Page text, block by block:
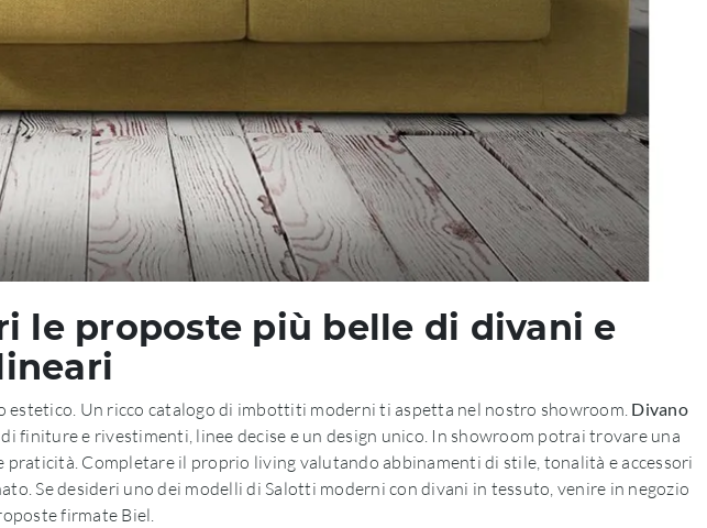
le proposte più belle di divani e
estetico. Un ricco catalogo di imbottiti moderni ti aspetta nel nostro showroom. Divano
e rivestimenti, linee decise e un design unico. In showroom potrai trovare una
Completare il proprio living valutando abbinamenti di stile, tonalità e accessori
Se desideri uno dei modelli di Salotti moderni con divani in tessuto, venire in negozio
firmate Biel.